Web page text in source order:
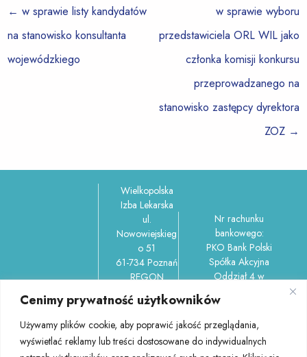
Cenimy prywatność użytkowników
Używamy plików cookie, aby poprawić jakość przeglądania,
wyświetlać reklamy lub treści dostosowane do indywidualnych
← w sprawie listy kandydatów
na stanowisko konsultanta
wojewódzkiego
w sprawie wyboru
przedstawiciela ORL WIL jako
członka komisji konkursu
przeprowadzanego na
stanowisko zastępcy dyrektora
ZOZ →
Wielkopolska
Izba Lekarska
ul.
Nowowiejskieg
o 51
61-734 Poznań
REGON
006212737,
NIP
7781037302
tel.: 61 852
58 60
Nr rachunku
bankowego:
PKO Bank Polski
Spółka Akcyjna
Oddział 4 w
ul.Garbary 100/150-
156 61-757 Poznań
45 1020 4027
0000 1102 0404